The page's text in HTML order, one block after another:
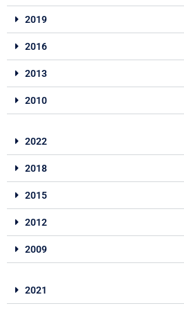
2019
2016
2013
2010
2022
2018
2015
2012
2009
2021